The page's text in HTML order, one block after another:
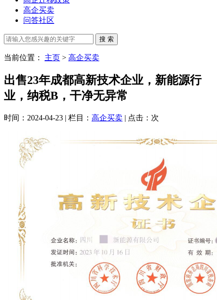
高企买卖
问答社区
当前位置： 主页 > 高企买卖
出售23年成都高新技术企业，新能源行
业，纳税B，干净无异常
时间：2024-04-23 | 栏目： 高企买卖 | 点击： 次